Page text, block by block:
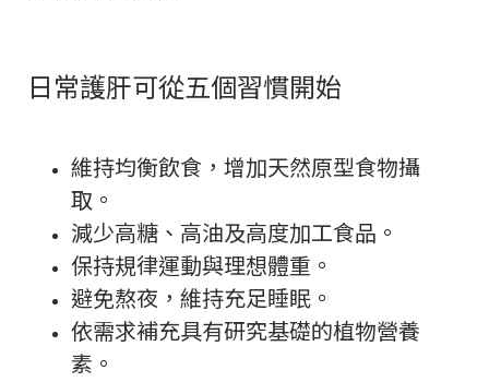
日常護肝可從五個習慣開始
維持均衡飲食，增加天然原型食物攝
取。
減少高糖、高油及高度加工食品。
保持規律運動與理想體重。
避免熬夜，維持充足睡眠。
依需求補充具有研究基礎的植物營養
素。